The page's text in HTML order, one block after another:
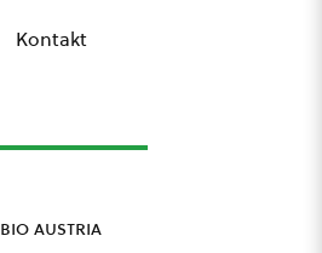
Kontakt
bio austria